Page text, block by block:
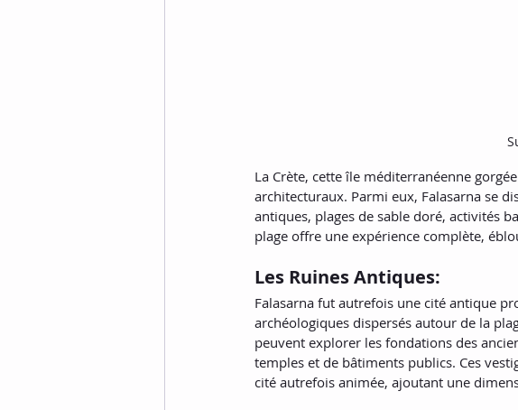
La Crète, cette île méditerranéenne
architecturaux. Parmi eux, Falasarna se
antiques, plages de sable doré, activités
plage offre une expérience complète,
Les Ruines Antiques:
Falasarna fut autrefois une cité antique
archéologiques dispersés autour de la
peuvent explorer les fondations des
temples et de bâtiments publics. Ces
cité autrefois animée, ajoutant une